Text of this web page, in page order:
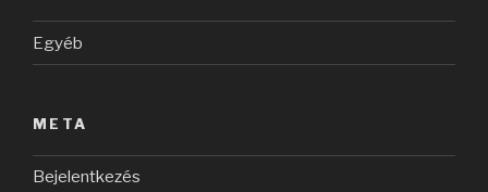
Egyéb
META
Bejelentkezés